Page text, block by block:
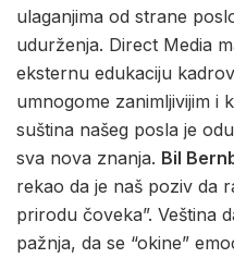
ulaganjima od strane
udurženja. Direct Media
eksternu edukaciju
umnogome zanimljivijim i
suština našeg posla je
sva nova znanja. Bil
rekao da je naš poziv da
prirodu čoveka”. Veština
pažnja, da se “okine”